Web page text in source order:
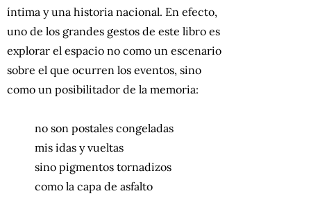
íntima y una historia nacional. En efecto,
uno de los grandes gestos de este libro es
explorar el espacio no como un escenario
sobre el que ocurren los eventos, sino
como un posibilitador de la memoria:
no son postales congeladas
mis idas y vueltas
sino pigmentos tornadizos
como la capa de asfalto